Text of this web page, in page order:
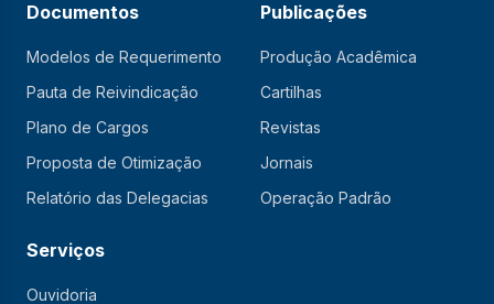
Documentos
Modelos de Requerimento
Pauta de Reivindicação
Plano de Cargos
Proposta de Otimização
Relatório das Delegacias
Publicações
Produção Acadêmica
Cartilhas
Revistas
Jornais
Operação Padrão
Serviços
Ouvidoria